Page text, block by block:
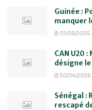
Guinée :
manquer
01/05/2025
CAN U20
désigne
30/04/2025
Sénégal :
rescapé